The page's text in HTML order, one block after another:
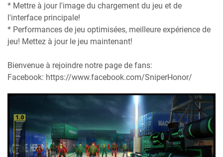
* Mettre à jour l'image du chargement du jeu et de
l'interface principale!
* Performances de jeu optimisées, meilleure expérience de
jeu! Mettez à jour le jeu maintenant!
Bienvenue à rejoindre notre page de fans:
Facebook: https://www.facebook.com/SniperHonor/